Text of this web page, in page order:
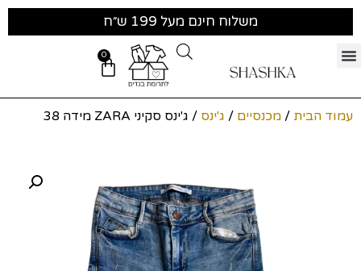
משלוח חינם מעל 199 ש״ח
0
עמוד הבית / מכנסיים / ג'ינס / ג'ינס סקיני ZARA מידה 38